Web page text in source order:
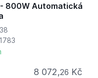
- 800W Automatická
8 072,26 Kč